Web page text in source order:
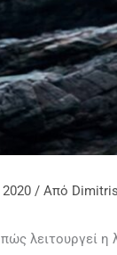
2020/ Από
λειτουργεί η